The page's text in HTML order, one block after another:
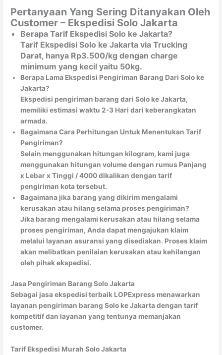
Pertanyaan Yang Sering Ditanyakan Oleh
Customer – Ekspedisi Solo Jakarta
Berapa Tarif Ekspedisi Solo ke Jakarta?
Tarif Ekspedisi Solo ke Jakarta via Trucking
Darat, hanya Rp3.500/kg dengan charge
minimum yang kecil yaitu 50kg.
Berapa Lama Ekspedisi Pengiriman Barang Dari Solo ke
Jakarta?
Ekspedisi pengiriman barang dari Solo ke Jakarta,
memiliki estimasi waktu 2-3 Hari dari keberangkatan
armada.
Bagaimana Cara Perhitungan Untuk Menentukan Tarif
Pengiriman?
Selain menggunakan hitungan kilogram, kami juga
menggunakan hitungan volume dengan rumus Panjang
x Lebar x Tinggi / 4000 dikalikan dengan tarif
pengiriman kota tersebut.
Bagaimana jika barang yang dikirim mengalami
kerusakan atau hilang selama proses pengiriman?
Jika barang mengalami kerusakan atau hilang selama
proses pengiriman, Anda dapat mengajukan klaim
melalui layanan asuransi yang disediakan. Proses klaim
akan melibatkan penilaian kerusakan atau kehilangan
oleh pihak ekspedisi.
Jasa Pengiriman Barang Solo Jakarta
Sebagai jasa ekspedisi terbaik LOPExpress menawarkan
layanan pengiriman barang Solo ke Jakarta dengan tarif
kompetitif dan layanan yang tentunya memanjakan
customer.
Tarif Ekspedisi Murah Solo Jakarta